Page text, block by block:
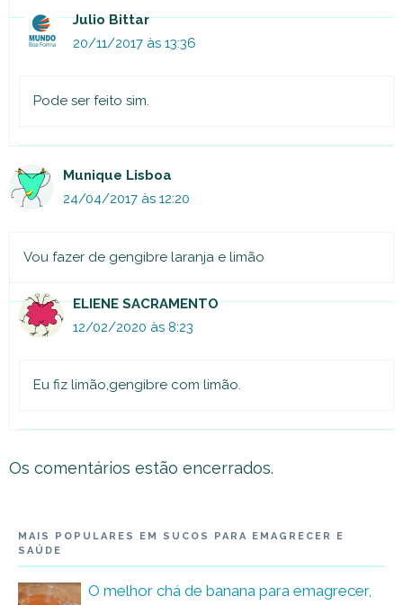
Julio Bittar
20/11/2017 às 13:36
Pode ser feito sim.
Munique Lisboa
24/04/2017 às 12:20
Vou fazer de gengibre laranja e limão
ELIENE SACRAMENTO
12/02/2020 às 8:23
Eu fiz limão,gengibre com limão.
Os comentários estão encerrados.
MAIS POPULARES EM SUCOS PARA EMAGRECER E
SAÚDE
O melhor chá de banana para emagrecer,